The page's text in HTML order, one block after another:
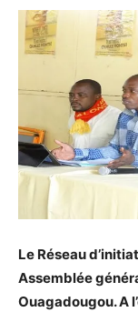
Le Réseau
Assemblée
Ouagadougou. A